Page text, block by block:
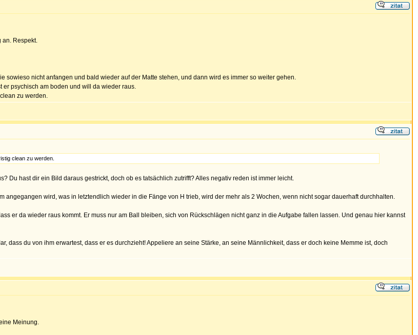
an. Respekt.
sowieso nicht anfangen und bald wieder auf der Matte stehen, und dann wird es immer so weiter gehen.
er psychisch am boden und will da wieder raus.
zu werden.
clean zu werden.
Du hast dir ein Bild daraus gestrickt, doch ob es tatsächlich zutrifft? Alles negativ reden ist immer leicht.
angegangen wird, was in letztendlich wieder in die Fänge von H trieb, wird der mehr als 2 Wochen, wenn nicht sogar dauerhaft durchhalten.
er da wieder raus kommt. Er muss nur am Ball bleiben, sich von Rückschlägen nicht ganz in die Aufgabe fallen lassen. Und genau hier kannst
dass du von ihm erwartest, dass er es durchzieht! Appeliere an seine Stärke, an seine Männlichkeit, dass er doch keine Memme ist, doch
Meinung.